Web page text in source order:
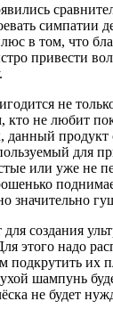
симпатии
в том, что
привести
не
кто не любит
данный продукт
для
или уже не
значительно
создания
этого надо
подкрутить их
шампунь
не будет